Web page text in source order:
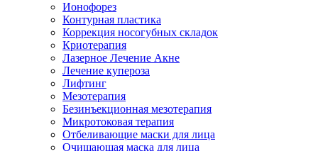
Ионофорез
Контурная пластика
Коррекция носогубных складок
Криотерапия
Лазерное Лечение Акне
Лечение купероза
Лифтинг
Мезотерапия
Безинъекционная мезотерапия
Микротоковая терапия
Отбеливающие маски для лица
Очищающая маска для лица